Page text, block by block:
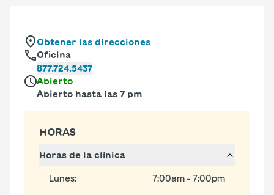
Obtener las direcciones
Oficina
877.724.5437
Abierto
Abierto hasta las 7 pm
HORAS
Horas de la clínica
Lunes: 7:00am - 7:00pm